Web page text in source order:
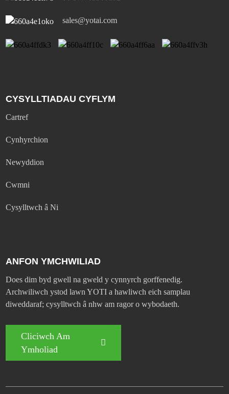
sales@yotai.com
CYSYLLTIADAU CYFLYM
Cartref
Cynhyrchion
Newyddion
Cwmni
Cysylltwch â Ni
ANFON YMCHWILIAD
Does dim byd gwell na gweld y cynnyrch gorffenedig.
Archwiliwch ystod lawn YOTI a hawliwch eich samplau
diweddaraf; cysylltwch â nhw am ragor o wybodaeth.
Cliciwch Am
Ymholiad